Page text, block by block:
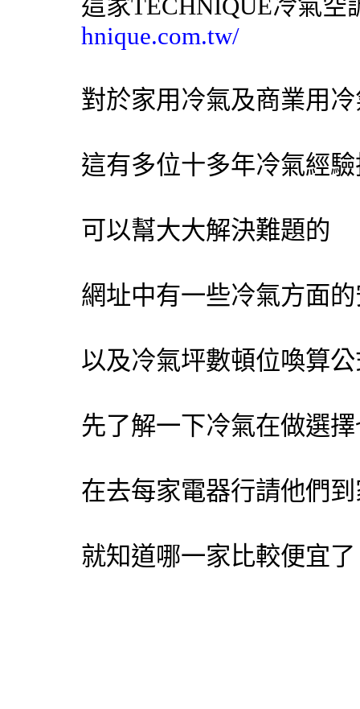
這家TECHNIQUE冷氣空
hnique.com.tw/
對於家用 冷氣及商業用
這有多位十多年冷氣經
可以幫大大解決難題的
網址中有一些冷氣方面
以及冷氣坪數頓位喚算
先了解一下冷氣在做選
在去每家電器行請他們
就知道哪一家比較便宜了